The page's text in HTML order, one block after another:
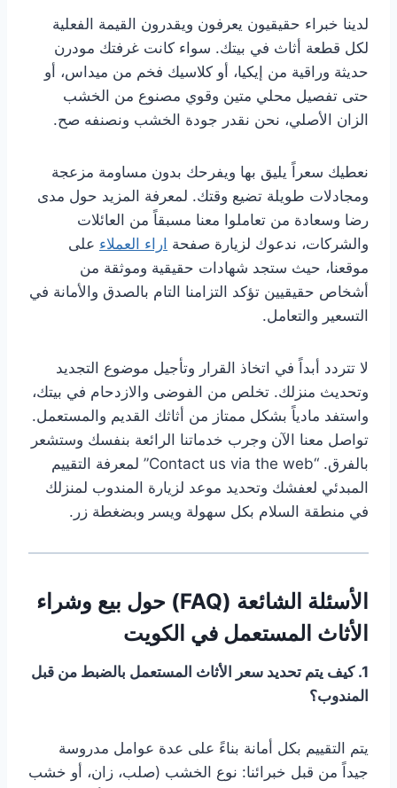
لدينا خبراء حقيقيون يعرفون ويقدرون القيمة الفعلية
لكل قطعة أثاث في بيتك. سواء كانت غرفتك مودرن
حديثة وراقية من إيكيا، أو كلاسيك فخم من ميداس، أو
حتى تفصيل محلي متين وقوي مصنوع من الخشب
الزان الأصلي، نحن نقدر جودة الخشب ونصنفه صح.
نعطيك سعراً يليق بها ويفرحك بدون مساومة مزعجة
ومجادلات طويلة تضيع وقتك. لمعرفة المزيد حول مدى
رضا وسعادة من تعاملوا معنا مسبقاً من العائلات
والشركات، ندعوك لزيارة صفحة اراء العملاء على
موقعنا، حيث ستجد شهادات حقيقية وموثقة من
أشخاص حقيقيين تؤكد التزامنا التام بالصدق والأمانة في
التسعير والتعامل.
لا تتردد أبداً في اتخاذ القرار وتأجيل موضوع التجديد
وتحديث منزلك. تخلص من الفوضى والازدحام في بيتك،
واستفد مادياً بشكل ممتاز من أثاثك القديم والمستعمل.
تواصل معنا الآن وجرب خدماتنا الرائعة بنفسك وستشعر
بالفرق. “Contact us via the web” لمعرفة التقييم
المبدئي لعفشك وتحديد موعد لزيارة المندوب لمنزلك
في منطقة السلام بكل سهولة ويسر وبضغطة زر.
الأسئلة الشائعة (FAQ) حول بيع وشراء
الأثاث المستعمل في الكويت
1. كيف يتم تحديد سعر الأثاث المستعمل بالضبط من قبل
المندوب؟
يتم التقييم بكل أمانة بناءً على عدة عوامل مدروسة
جيداً من قبل خبرائنا: نوع الخشب (صلب، زان، أو خشب